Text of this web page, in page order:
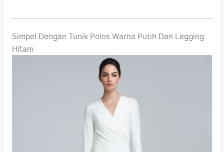
Simpel Dengan Tunik Polos Warna Putih Dan Legging
Hitam